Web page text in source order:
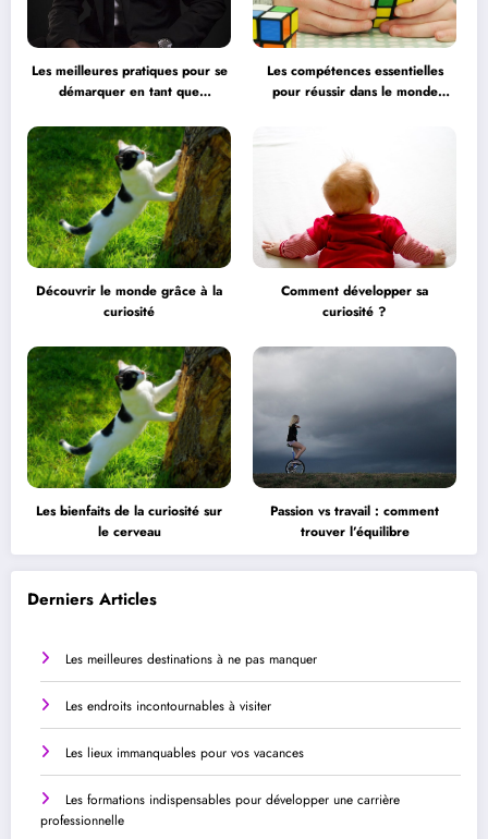
Les meilleures pratiques pour se
démarquer en tant que
Les compétences essentielles
pour réussir dans le monde
Découvrir le monde grâce à la
curiosité
Comment développer sa
curiosité ?
Les bienfaits de la curiosité sur
le cerveau
Passion vs travail : comment
trouver l’équilibre
Derniers Articles
Les meilleures destinations à ne pas manquer
Les endroits incontournables à visiter
Les lieux immanquables pour vos vacances
Les formations indispensables pour développer une carrière
professionnelle